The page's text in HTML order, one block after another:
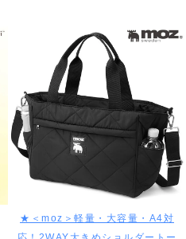
★＜moz＞軽量・大容量・A4対